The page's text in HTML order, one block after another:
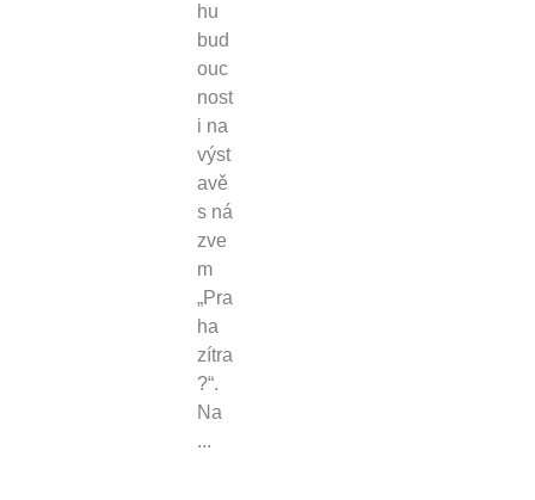
hu
bud
ouc
nost
i na
výst
avě
s ná
zve
m
„Pra
ha
zítra
?“.
Na
...